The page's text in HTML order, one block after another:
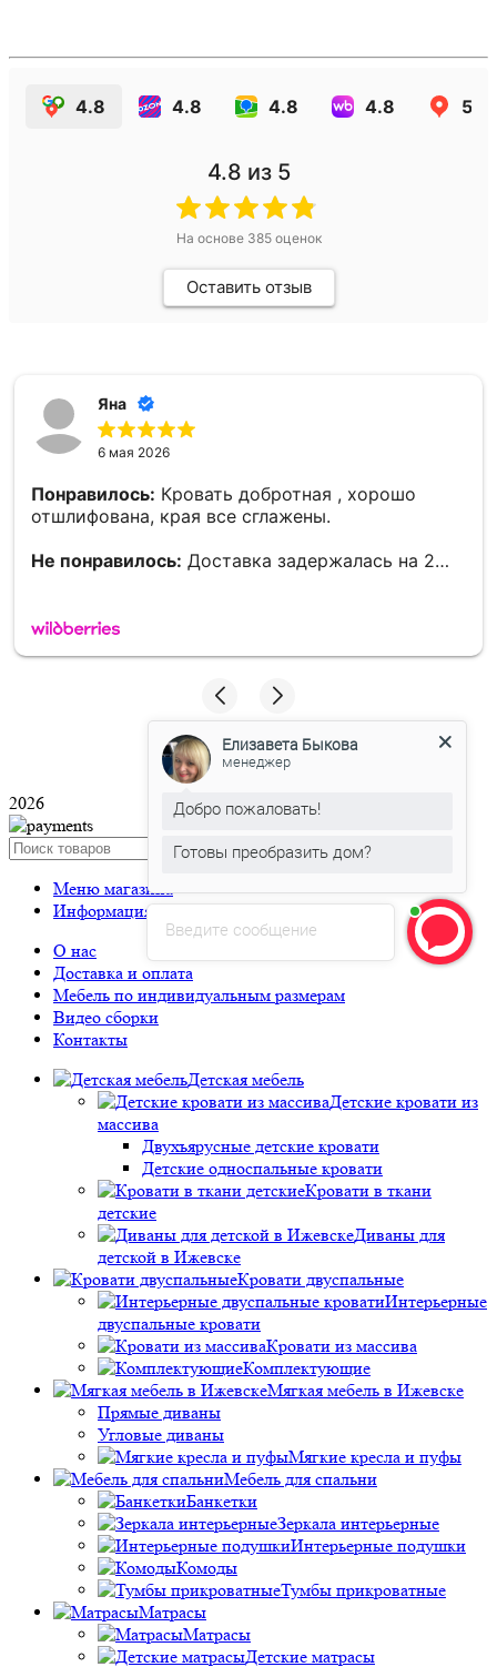
4.8 4.8 4.8 4.8 5.0
4.8 из 5
На основе 385оценок
Оставить отзыв
Яна
6 мая 2026
Понравилось: Кровать добротная , хорошо
отшлифована, края все сглажены.
Не понравилось: Доставка задержалась на 2
Сделано на
2026
Search
Меню магазина
Информация
О нас
Доставка и оплата
Мебель по индивидуальным размерам
Видео сборки
Контакты
Детская мебель
Детские кровати из
массива
Двухъярусные детские кровати
Детские односпальные кровати
Кровати в ткани
детские
Диваны для
детской в Ижевске
Кровати двуспальные
Интерьерные
двуспальные кровати
Кровати из массива
Комплектующие
Мягкая мебель в Ижевске
Прямые диваны
Угловые диваны
Мягкие кресла и пуфы
Мебель для спальни
Банкетки
Зеркала интерьерные
Интерьерные подушки
Комоды
Тумбы прикроватные
Матрасы
Матрасы
Детские матрасы
Введите сообщение
Елизавета Быкова
менеджер
Добро пожаловать!